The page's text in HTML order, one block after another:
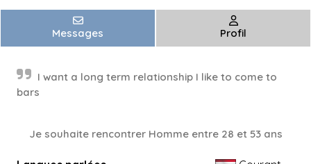
Messages Profil
I want a long term relationship I like to come to
bars
Je souhaite rencontrer Homme entre 28 et 53 ans